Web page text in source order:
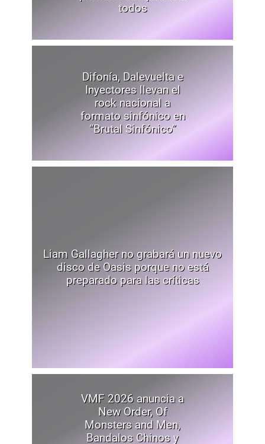
todos
Difonía, Dalevuelta e
Inyectores llevan el
rock nacional a
formato sinfónico en
“Brutal Sinfónico”
Liam Gallagher no grabará un nuevo
disco de Oasis porque no está
preparado para las críticas
VMF 2026 anuncia a
New Order, Of
Monsters and Men,
Bandalos Chinos y